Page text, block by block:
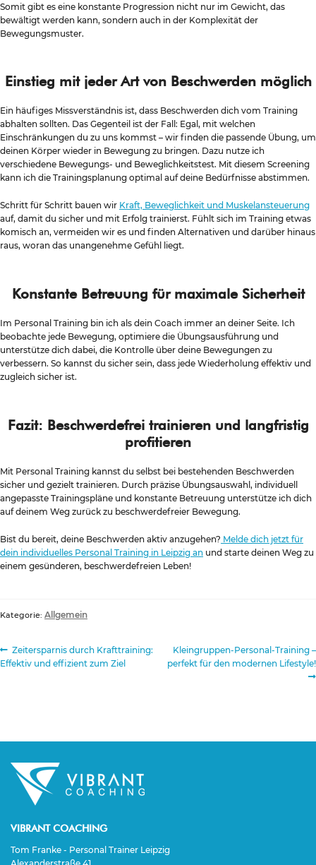
Somit gibt es eine konstante Progression nicht nur im Gewicht, das
bewältigt werden kann, sondern auch in der Komplexität der
Bewegungsmuster.
Einstieg mit jeder Art von Beschwerden möglich
Ein häufiges Missverständnis ist, dass Beschwerden dich vom Training
abhalten sollten. Das Gegenteil ist der Fall: Egal, mit welchen
Einschränkungen du zu uns kommst – wir finden die passende Übung, um
deinen Körper wieder in Bewegung zu bringen. Dazu nutze ich
verschiedene Bewegungs- und Beweglichkeitstest. Mit diesem Screening
kann ich die Trainingsplanung optimal auf deine Bedürfnisse abstimmen.
Schritt für Schritt bauen wir Kraft, Beweglichkeit und Muskelansteuerung
auf, damit du sicher und mit Erfolg trainierst. Fühlt sich im Training etwas
komisch an, vermeiden wir es und finden Alternativen und darüber hinaus
raus, woran das unangenehme Gefühl liegt.
Konstante Betreuung für maximale Sicherheit
Im Personal Training bin ich als dein Coach immer an deiner Seite. Ich
beobachte jede Bewegung, optimiere die Übungsausführung und
unterstütze dich dabei, die Kontrolle über deine Bewegungen zu
verbessern. So kannst du sicher sein, dass jede Wiederholung effektiv und
zugleich sicher ist.
Fazit: Beschwerdefrei trainieren und langfristig
profitieren
Mit Personal Training kannst du selbst bei bestehenden Beschwerden
sicher und gezielt trainieren. Durch präzise Übungsauswahl, individuell
angepasste Trainingspläne und konstante Betreuung unterstütze ich dich
auf deinem Weg zurück zu beschwerdefreier Bewegung.
Bist du bereit, deine Beschwerden aktiv anzugehen? Melde dich jetzt für
dein individuelles Personal Training in Leipzig an und starte deinen Weg zu
einem gesünderen, beschwerdefreien Leben!
Kategorie: Allgemein
Beitragsnavigation
Vorheriger
Beitrag:
Zeitersparnis durch Krafttraining:
Effektiv und effizient zum Ziel
Nächster
Beitrag:
Kleingruppen-Personal-Training –
perfekt für den modernen Lifestyle!
VIBRANT COACHING
Tom Franke - Personal Trainer Leipzig